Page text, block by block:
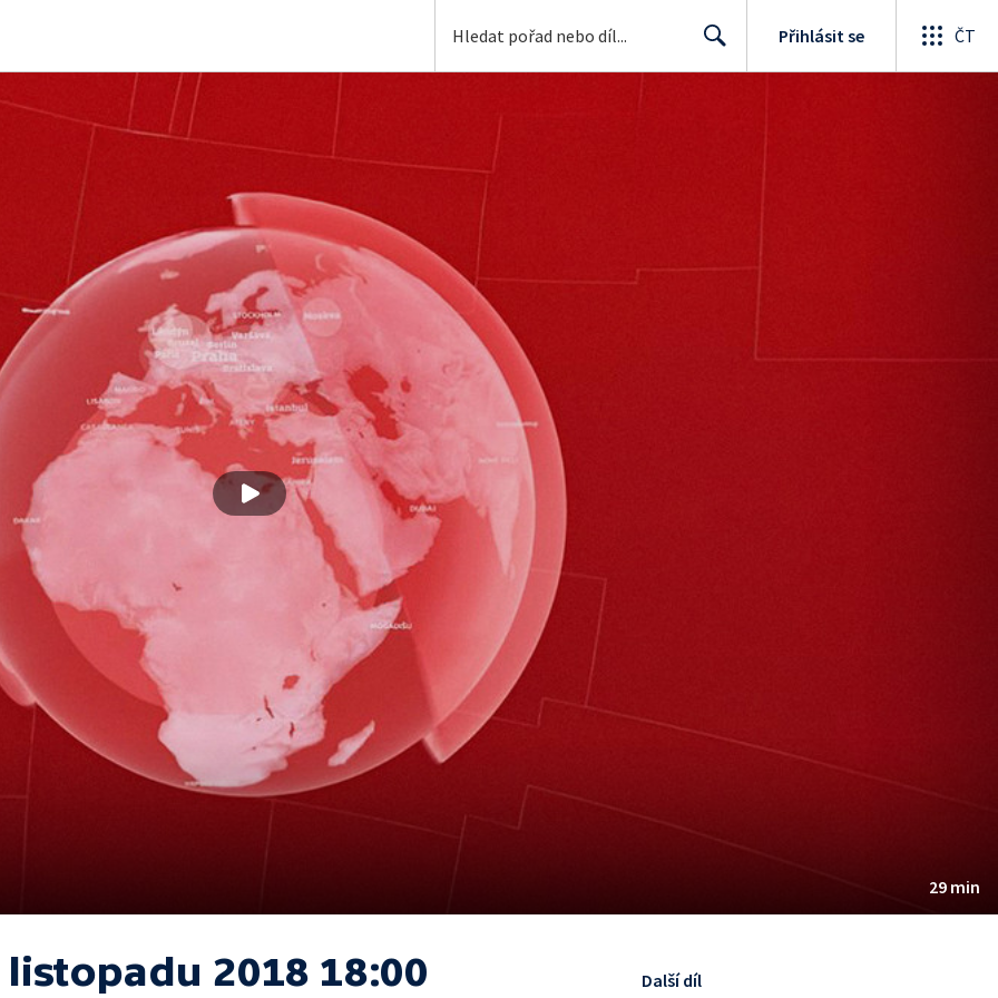
Přihlásit se ČT
29 min
listopadu 2018 18:00 Další díl